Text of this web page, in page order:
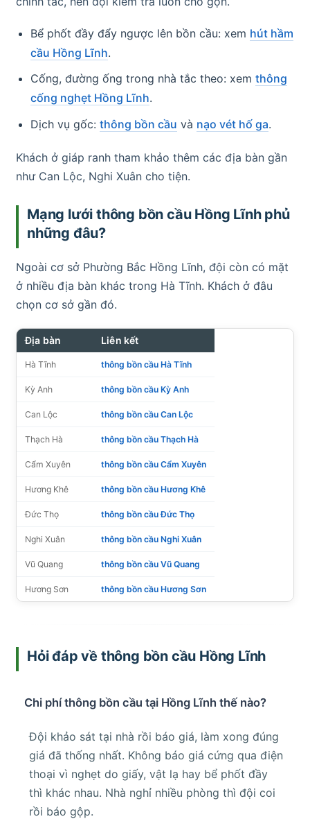
Bể phốt đầy đẩy ngược lên bồn cầu: xem hút hầm
cầu Hồng Lĩnh.
Cống, đường ống trong nhà tắc theo: xem thông
cống nghẹt Hồng Lĩnh.
Dịch vụ gốc: thông bồn cầu và nạo vét hố ga.
Khách ở giáp ranh tham khảo thêm các địa bàn gần
như Can Lộc, Nghi Xuân cho tiện.
Mạng lưới thông bồn cầu Hồng Lĩnh phủ
những đâu?
Ngoài cơ sở Phường Bắc Hồng Lĩnh, đội còn có mặt
ở nhiều địa bàn khác trong Hà Tĩnh. Khách ở đâu
chọn cơ sở gần đó.
Địa bàn Liên kết
Hà Tĩnh thông bồn cầu Hà Tĩnh
Kỳ Anh thông bồn cầu Kỳ Anh
Can Lộc thông bồn cầu Can Lộc
Thạch Hà thông bồn cầu Thạch Hà
Cẩm Xuyên thông bồn cầu Cẩm Xuyên
Hương Khê thông bồn cầu Hương Khê
Đức Thọ thông bồn cầu Đức Thọ
Nghi Xuân thông bồn cầu Nghi Xuân
Vũ Quang thông bồn cầu Vũ Quang
Hương Sơn thông bồn cầu Hương Sơn
Hỏi đáp về thông bồn cầu Hồng Lĩnh
Chi phí thông bồn cầu tại Hồng Lĩnh thế nào?
Đội khảo sát tại nhà rồi báo giá, làm xong đúng
giá đã thống nhất. Không báo giá cứng qua điện
thoại vì nghẹt do giấy, vật lạ hay bể phốt đầy
thì khác nhau. Nhà nghỉ nhiều phòng thì đội coi
rồi báo gộp.